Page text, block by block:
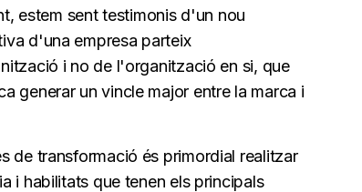
estem sent testimonis d'un nou
d'una empresa parteix
i no de l'organització en si, que
generar un vincle major entre la marca i
de transformació és primordial realitzar
i habilitats que tenen els principals